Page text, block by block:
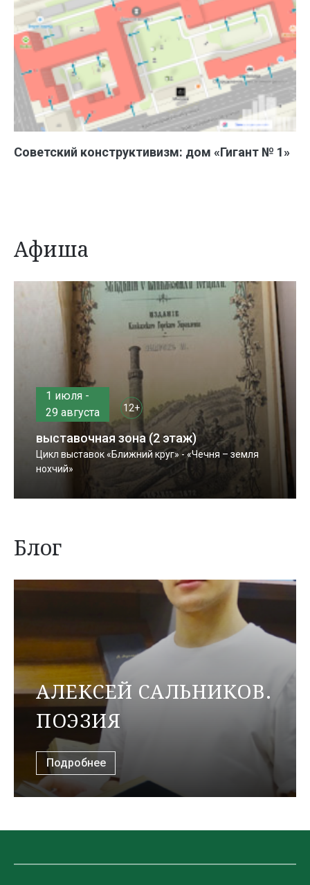
Советский конструктивизм: дом «Гигант № 1»
Афиша
1 июля -
29 августа
12+
выставочная зона (2 этаж)
Цикл выставок «Ближний круг» - «Чечня – земля
нохчий»
Блог
АЛЕКСЕЙ САЛЬНИКОВ.
ПОЭЗИЯ
Подробнее